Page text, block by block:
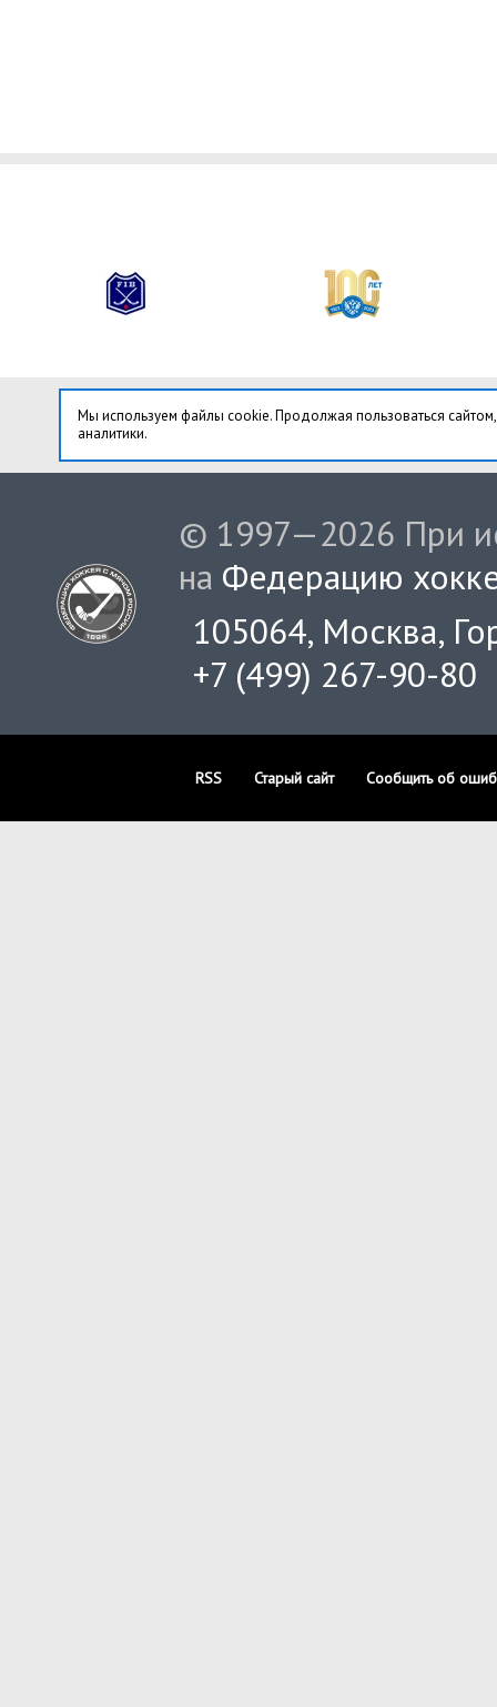
Мы используем файлы cookie. Продолжая пользоваться
аналитики.
© 1997—2026 При
на Федерацию
105064, Москва,
+7 (499) 267-90-80
RSS Старый сайт Сообщить об